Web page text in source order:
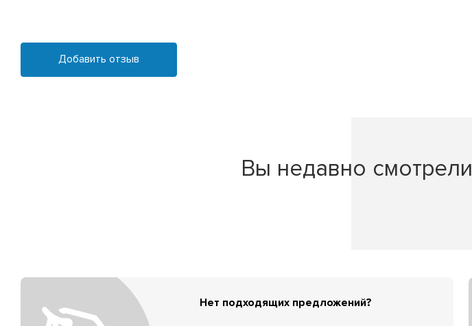
Добавить отзыв
Вы недавно смотрели
Нет подходящих предложений?